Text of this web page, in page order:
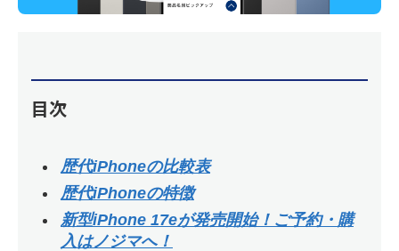
目次
歴代iPhoneの比較表
歴代iPhoneの特徴
新型iPhone 17eが発売開始！ご予約・購
入はノジマへ！